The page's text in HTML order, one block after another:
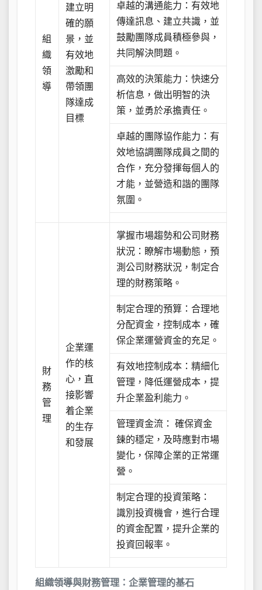
組織領導與財務管理：企業管理的基石
組
織
領
導
建立明
確的願
景，並
有效地
激勵和
帶領團
隊達成
目標
卓越的溝通能力：有效地
傳達訊息、建立共識，並
鼓勵團隊成員積極參與，
共同解決問題。
高效的決策能力：快速分
析信息，做出明智的決
策，並勇於承擔責任。
卓越的團隊協作能力：有
效地協調團隊成員之間的
合作，充分發揮每個人的
才能，並營造和諧的團隊
氛圍。
財
務
管
理
企業運
作的核
心，直
接影響
着企業
的生存
和發展
掌握市場趨勢和公司財務
狀況：瞭解市場動態，預
測公司財務狀況，制定合
理的財務策略。
制定合理的預算：合理地
分配資金，控制成本，確
保企業運營資金的充足。
有效地控制成本：精細化
管理，降低運營成本，提
升企業盈利能力。
管理資金流： 確保資金
鍊的穩定，及時應對市場
變化，保障企業的正常運
營。
制定合理的投資策略：
識別投資機會，進行合理
的資金配置，提升企業的
投資回報率。